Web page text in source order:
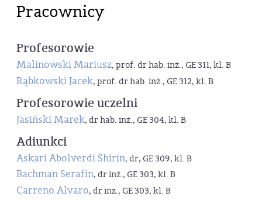
Pracownicy
Profesorowie
Malinowski Mariusz, prof. dr hab. inż., GE 311, kl. B
Rąbkowski Jacek, prof. dr hab. inż., GE 312, kl. B
Profesorowie uczelni
Jasiński Marek, dr hab. inż., GE 304, kl. B
Adiunkci
Askari Abolverdi Shirin, dr, GE 309, kl. B
Bachman Serafin, dr inż., GE 303, kl. B
Carreno Alvaro, dr inż., GE 303, kl. B